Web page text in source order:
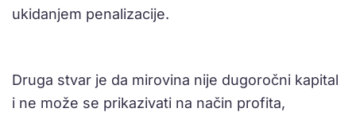
ukidanjem penalizacije.
Druga stvar je da mirovina nije dugoročni kapital
i ne može se prikazivati na način profita,